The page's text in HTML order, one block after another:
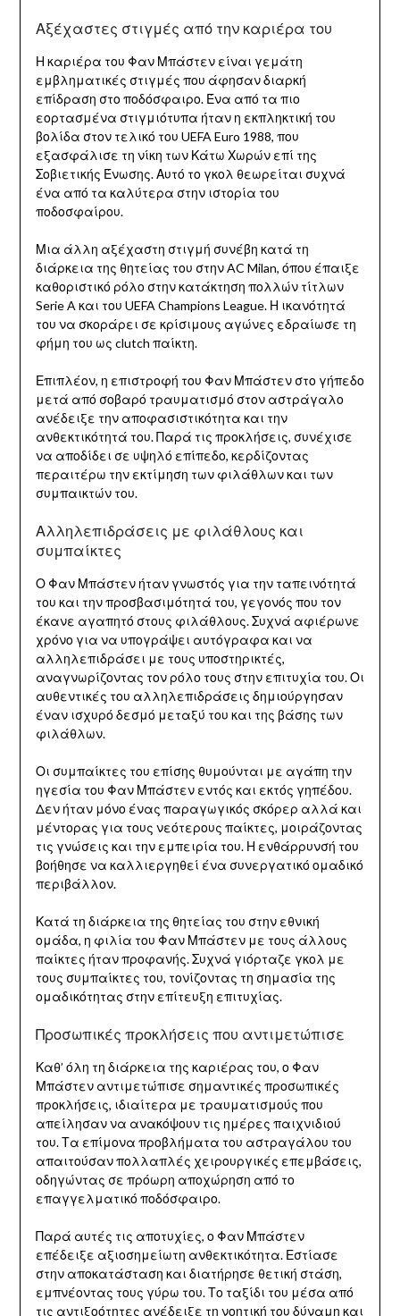
Αξέχαστες στιγμές από την καριέρα του
Η καριέρα του Φαν Μπάστεν είναι γεμάτη
εμβληματικές στιγμές που άφησαν διαρκή
επίδραση στο ποδόσφαιρο. Ένα από τα πιο
εορτασμένα στιγμιότυπα ήταν η εκπληκτική του
βολίδα στον τελικό του UEFA Euro 1988, που
εξασφάλισε τη νίκη των Κάτω Χωρών επί της
Σοβιετικής Ένωσης. Αυτό το γκολ θεωρείται συχνά
ένα από τα καλύτερα στην ιστορία του
ποδοσφαίρου.
Μια άλλη αξέχαστη στιγμή συνέβη κατά τη
διάρκεια της θητείας του στην AC Milan, όπου έπαιξε
καθοριστικό ρόλο στην κατάκτηση πολλών τίτλων
Serie A και του UEFA Champions League. Η ικανότητά
του να σκοράρει σε κρίσιμους αγώνες εδραίωσε τη
φήμη του ως clutch παίκτη.
Επιπλέον, η επιστροφή του Φαν Μπάστεν στο γήπεδο
μετά από σοβαρό τραυματισμό στον αστράγαλο
ανέδειξε την αποφασιστικότητα και την
ανθεκτικότητά του. Παρά τις προκλήσεις, συνέχισε
να αποδίδει σε υψηλό επίπεδο, κερδίζοντας
περαιτέρω την εκτίμηση των φιλάθλων και των
συμπαικτών του.
Αλληλεπιδράσεις με φιλάθλους και
συμπαίκτες
Ο Φαν Μπάστεν ήταν γνωστός για την ταπεινότητά
του και την προσβασιμότητά του, γεγονός που τον
έκανε αγαπητό στους φιλάθλους. Συχνά αφιέρωνε
χρόνο για να υπογράψει αυτόγραφα και να
αλληλεπιδράσει με τους υποστηρικτές,
αναγνωρίζοντας τον ρόλο τους στην επιτυχία του. Οι
αυθεντικές του αλληλεπιδράσεις δημιούργησαν
έναν ισχυρό δεσμό μεταξύ του και της βάσης των
φιλάθλων.
Οι συμπαίκτες του επίσης θυμούνται με αγάπη την
ηγεσία του Φαν Μπάστεν εντός και εκτός γηπέδου.
Δεν ήταν μόνο ένας παραγωγικός σκόρερ αλλά και
μέντορας για τους νεότερους παίκτες, μοιράζοντας
τις γνώσεις και την εμπειρία του. Η ενθάρρυνσή του
βοήθησε να καλλιεργηθεί ένα συνεργατικό ομαδικό
περιβάλλον.
Κατά τη διάρκεια της θητείας του στην εθνική
ομάδα, η φιλία του Φαν Μπάστεν με τους άλλους
παίκτες ήταν προφανής. Συχνά γιόρταζε γκολ με
τους συμπαίκτες του, τονίζοντας τη σημασία της
ομαδικότητας στην επίτευξη επιτυχίας.
Προσωπικές προκλήσεις που αντιμετώπισε
Καθ’ όλη τη διάρκεια της καριέρας του, ο Φαν
Μπάστεν αντιμετώπισε σημαντικές προσωπικές
προκλήσεις, ιδιαίτερα με τραυματισμούς που
απείλησαν να ανακόψουν τις ημέρες παιχνιδιού
του. Τα επίμονα προβλήματα του αστραγάλου του
απαιτούσαν πολλαπλές χειρουργικές επεμβάσεις,
οδηγώντας σε πρόωρη αποχώρηση από το
επαγγελματικό ποδόσφαιρο.
Παρά αυτές τις αποτυχίες, ο Φαν Μπάστεν
επέδειξε αξιοσημείωτη ανθεκτικότητα. Εστίασε
στην αποκατάσταση και διατήρησε θετική στάση,
εμπνέοντας τους γύρω του. Το ταξίδι του μέσα από
τις αντιξοότητες ανέδειξε τη νοητική του δύναμη και